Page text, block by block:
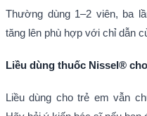
Thường dùng 1–2 viên, ba
tăng lên phù hợp với chỉ dẫn
Liều dùng thuốc Nissel®
Liều dùng cho trẻ em vẫn